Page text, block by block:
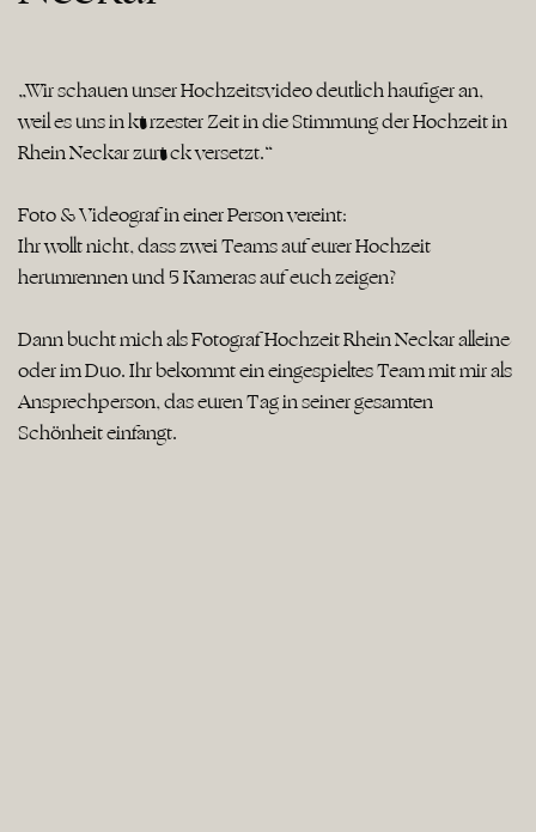
„Wir schauen unser Hochzeitsvideo deutlich häufiger an,
weil es uns in kürzester Zeit in die Stimmung der Hochzeit in
Rhein Neckar zurück versetzt.“
Foto & Videograf in einer Person vereint:
Ihr wollt nicht, dass zwei Teams auf eurer Hochzeit
herumrennen und 5 Kameras auf euch zeigen?
Dann bucht mich als Fotograf Hochzeit Rhein Neckar alleine
oder im Duo. Ihr bekommt ein eingespieltes Team mit mir als
Ansprechperson, das euren Tag in seiner gesamten
Schönheit einfängt.